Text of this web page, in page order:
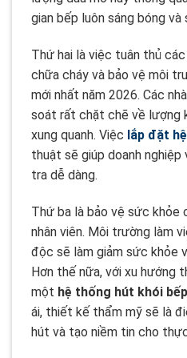
gian bếp luôn sáng bóng và
Thứ hai là việc tuân thủ
chữa cháy và bảo vệ môi
mới nhất năm 2026. Các
soát rất chặt chẽ về lượng
xung quanh. Việc lắp đặt
thuật sẽ giúp doanh
tra dễ dàng.
Thứ ba là bảo vệ sức khỏe
nhân viên. Môi trường làm
độc sẽ làm giảm sức khỏe
Hơn thế nữa, với xu hướng
một hệ thống hút khói
ái, thiết kế thẩm mỹ sẽ là
hút và tạo niềm tin cho